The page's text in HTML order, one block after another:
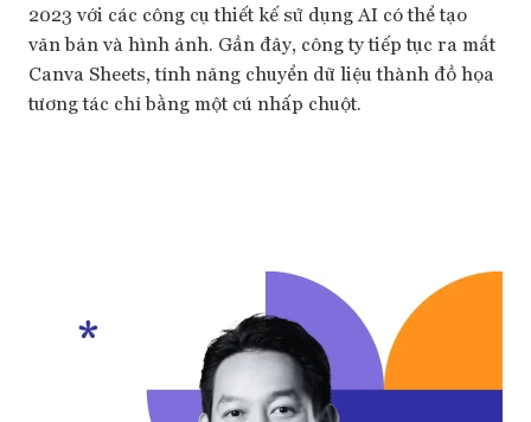
2023 với các công cụ thiết kế sử dụng AI có thể tạo
văn bản và hình ảnh. Gần đây, công ty tiếp tục ra mắt
Canva Sheets, tính năng chuyển dữ liệu thành đồ họa
tương tác chỉ bằng một cú nhấp chuột.